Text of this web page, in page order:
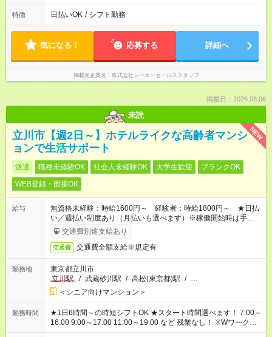
特徴 日払いOK / シフト勤務
気になる！ 応募する 詳細へ
掲載元企業名 株式会社シーエーセールススタッフ
掲載日：2026.08.06
未読
NEW
立川市【週2日～】ホテルライクな高齢者マンシ
ョンで生活サポート
派遣 職種未経験OK 社会人未経験OK 大学生歓迎
ブランクOK
WEB登録・面接OK
給与
無資格未経験：時給1600円～ 経験者：時給1800円～ ★日払
い／週払い制度あり（月払いも選べます）※稼働開始時は手続き
完了次第のお支払いとなります。
交通費別途支給あり
交通費 交通費全額支給※規定有
勤務地
東京都立川市
立川駅
/ 武蔵砂川駅 / 高松(東京都)駅 / …
＜シニア向けマンション＞
勤務時間
★1日6時間～の時短シフトOK ★スタート時間選べます！ 7:00～
16:00 9:00～17:00 11:00～19:00 など 残業なし！ ※Wワークの
場合、他のお仕事と合わせ週40時間超の就業はご案内できませ